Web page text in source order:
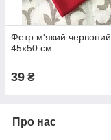
Фетр м'який червоний,
45х50 см
39 ₴
Про нас